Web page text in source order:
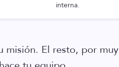
interna.
misión. El resto, por muy